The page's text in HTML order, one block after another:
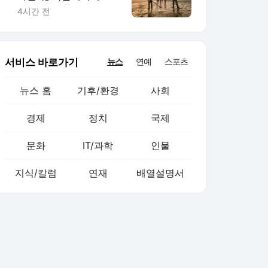
보
4시간 전
서비스 바로가기 뉴스 연예 스포츠
뉴스 홈 기후/환경 사회
경제 정치 국제
문화 IT/과학 인물
지식/칼럼 연재 배열설명서